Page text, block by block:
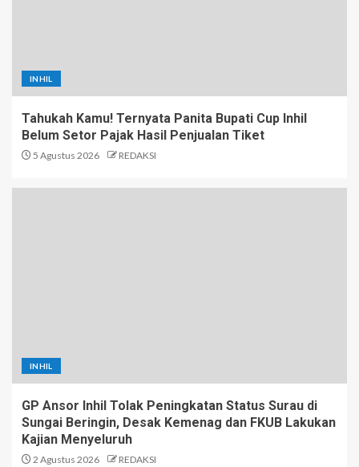
INHIL
Tahukah Kamu! Ternyata Panita Bupati Cup Inhil
Belum Setor Pajak Hasil Penjualan Tiket
5 Agustus 2026 REDAKSI
INHIL
GP Ansor Inhil Tolak Peningkatan Status Surau di
Sungai Beringin, Desak Kemenag dan FKUB Lakukan
Kajian Menyeluruh
2 Agustus 2026 REDAKSI